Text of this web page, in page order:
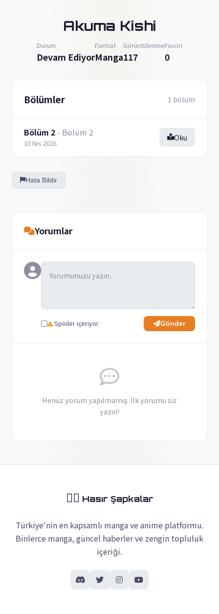
Akuma Kishi
Durum
Devam Ediyor
Format
Manga
Görüntülenme
117
Favori
0
Bölümler 1 bölüm
Bölüm 2 - Bölüm 2
10 Nis 2026
Oku
Hata Bildir
Yorumlar
Spoiler içeriyor Gönder
Henüz yorum yapılmamış. İlk yorumu siz
yazın!
🏴‍☠️ Hasır Şapkalar
Türkiye'nin en kapsamlı manga ve anime platformu.
Binlerce manga, güncel haberler ve zengin topluluk
içeriği.